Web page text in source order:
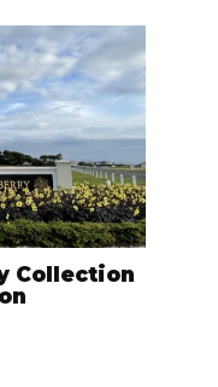
Collection